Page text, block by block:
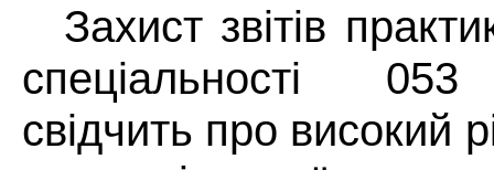
Захист звітів
спеціальності 053
свідчить про високий